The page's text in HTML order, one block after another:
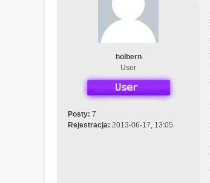
holbern
User
Posty: 7
Rejestracja: 2013-06-17, 13:05